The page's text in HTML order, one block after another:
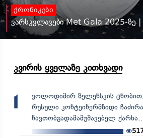
ქრონიკები
ვარსკვლავები Met Gala 2025-ზე
კვირის ყველაზე კითხვადი
1
ვოლოდიმირ ზელენსკის ცნობით,
რუსული კონტეინერმზიდი
ნავთობგადამამუშავებელ